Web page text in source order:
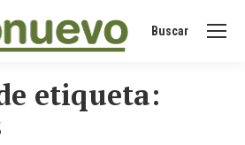
Buscar:
Buscar
etiqueta: